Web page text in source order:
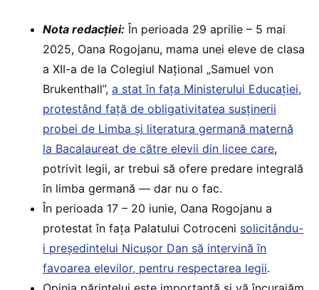
Nota redacției: În perioada 29 aprilie – 5 mai
2025, Oana Rogojanu, mama unei eleve de clasa
a XII-a de la Colegiul Național „Samuel von
Brukenthall”, a stat în fața Ministerului Educației,
protestând față de obligativitatea susținerii
probei de Limba și literatura germană maternă
la Bacalaureat de către elevii din licee care,
potrivit legii, ar trebui să ofere predare integrală
în limba germană — dar nu o fac.
În perioada 17 – 20 iunie, Oana Rogojanu a
protestat în fața Palatului Cotroceni solicitându-
i președintelui Nicușor Dan să intervină în
favoarea elevilor, pentru respectarea legii.